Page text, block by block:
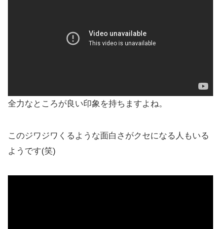
全力なところが良い印象を持ちますよね。
このジワジワくるような面白さがクセになる人もいる
ようです(笑)